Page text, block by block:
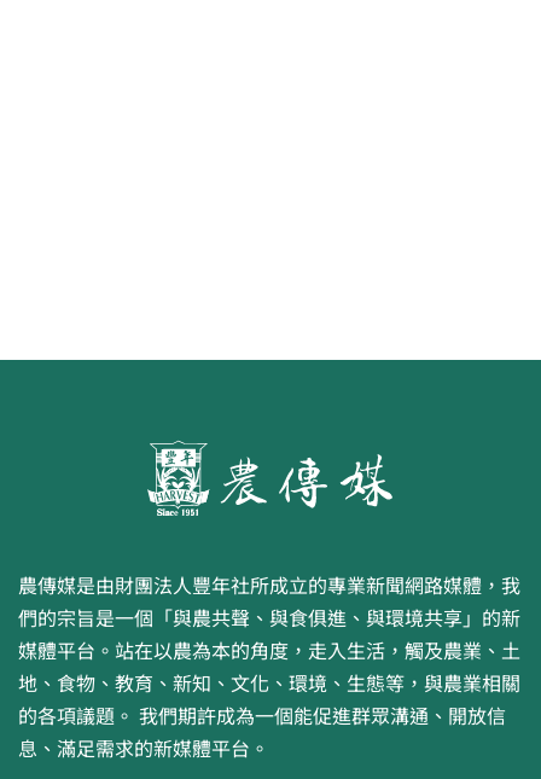
農傳媒是由財團法人豐年社所成立的專業新聞網路媒體，我
們的宗旨是一個「與農共聲、與食俱進、與環境共享」的新
媒體平台。站在以農為本的角度，走入生活，觸及農業、土
地、食物、教育、新知、文化、環境、生態等，與農業相關
的各項議題。 我們期許成為一個能促進群眾溝通、開放信
息、滿足需求的新媒體平台。